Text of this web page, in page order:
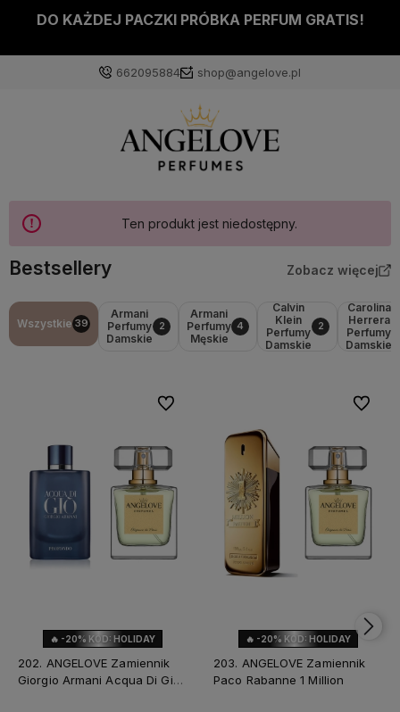
DO KAŻDEJ PACZKI PRÓBKA PERFUM GRATIS!
662095884 shop@angelove.pl
Ten produkt jest niedostępny.
Bestsellery Zobacz więcej
Wszystkie 39
Armani
Perfumy
Damskie
2
Armani
Perfumy
Męskie
4
Calvin
Klein
Perfumy
Damskie
2
Carolina
Herrera
Perfumy
Damskie
🔥 -20% KOD: HOLIDAY
202. ANGELOVE Zamiennik
Giorgio Armani Acqua Di Gio
Do ulubionych
🔥 -20% KOD: HOLIDAY
203. ANGELOVE Zamiennik
Paco Rabanne 1 Million
Do